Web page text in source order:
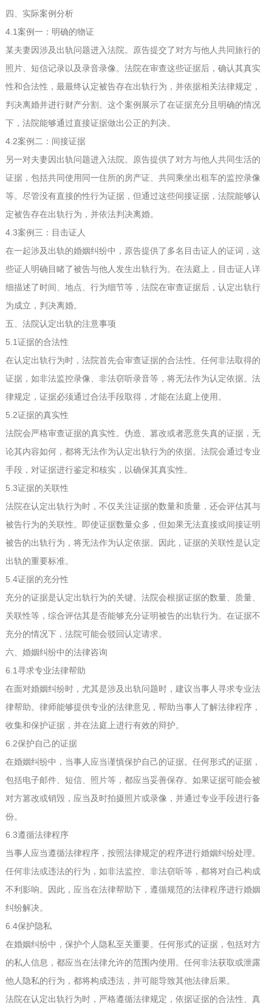
四、实际案例分析
4.1案例一：明确的物证
某夫妻因涉及出轨问题进入法院。原告提交了对方与他人共同旅行的
照片、短信记录以及录音录像。法院在审查这些证据后，确认其真实
性和合法性，最最终认定被告存在出轨行为，并依据相关法律规定，
判决离婚并进行财产分割。这个案例展示了在证据充分且明确的情况
下，法院能够通过直接证据做出公正的判决。
4.2案例二：间接证据
另一对夫妻因出轨问题进入法院。原告提供了对方与他人共同生活的
证据，包括共同使用同一住所的房产证、共同乘坐出租车的监控录像
等。尽管没有直接的性行为证据，但通过这些间接证据，法院能够认
定被告存在出轨行为，并依法判决离婚。
4.3案例三：目击证人
在一起涉及出轨的婚姻纠纷中，原告提供了多名目击证人的证词，这
些证人明确目睹了被告与他人发生出轨行为。在法庭上，目击证人详
细描述了时间、地点、行为细节等，法院在审查证据后，认定出轨行
为成立，判决离婚。
五、法院认定出轨的注意事项
5.1证据的合法性
在认定出轨行为时，法院首先会审查证据的合法性。任何非法取得的
证据，如非法监控录像、非法窃听录音等，将无法作为认定依据。法
律规定，证据必须通过合法手段取得，才能在法庭上使用。
5.2证据的真实性
法院会严格审查证据的真实性。伪造、篡改或者恶意失真的证据，无
论其内容如何，都将无法作为认定出轨行为的依据。法院会通过专业
手段，对证据进行鉴定和核实，以确保其真实性。
5.3证据的关联性
法院在认定出轨行为时，不仅关注证据的数量和质量，还会评估其与
被告行为的关联性。即使证据数量众多，但如果无法直接或间接证明
被告的出轨行为，将无法作为认定依据。因此，证据的关联性是认定
出轨的重要标准。
5.4证据的充分性
充分的证据是认定出轨行为的关键。法院会根据证据的数量、质量、
关联性等，综合评估其是否能够充分证明被告的出轨行为。在证据不
充分的情况下，法院可能会驳回认定请求。
六、婚姻纠纷中的法律咨询
6.1寻求专业法律帮助
在面对婚姻纠纷时，尤其是涉及出轨问题时，建议当事人寻求专业法
律帮助。律师能够提供专业的法律意见，帮助当事人了解法律程序，
收集和保护证据，并在法庭上进行有效的辩护。
6.2保护自己的证据
在婚姻纠纷中，当事人应当谨慎保护自己的证据。任何形式的证据，
包括电子邮件、短信、照片等，都应当妥善保存。如果证据可能会被
对方篡改或销毁，应当及时拍摄照片或录像，并通过专业手段进行备
份。
6.3遵循法律程序
当事人应当遵循法律程序，按照法律规定的程序进行婚姻纠纷处理。
任何非法或违法的行为，如非法监控、非法窃听等，都将对自己构成
不利影响。因此，应当在法律帮助下，遵循规范的法律程序进行婚姻
纠纷解决。
6.4保护隐私
在婚姻纠纷中，保护个人隐私至关重要。任何形式的证据，包括对方
的私人信息，都应当在法律允许的范围内使用。任何非法获取或泄露
他人隐私的行为，都将构成违法，并可能导致其他法律后果。
法院在认定出轨行为时，严格遵循法律规定，依据证据的合法性、真